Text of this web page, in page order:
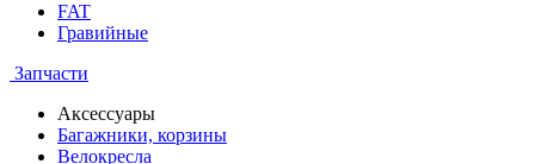
FAT
Гравийные
Запчасти
Аксессуары
Багажники, корзины
Велокресла